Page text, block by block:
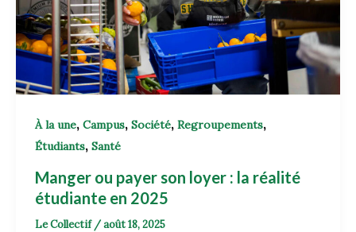
À la une, Campus, Société, Regroupements,
Étudiants, Santé
Manger ou payer son loyer : la réalité
étudiante en 2025
Le Collectif /août 18, 2025